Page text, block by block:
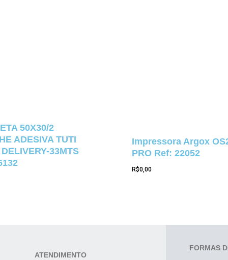
50X30/2
ADESIVA TUTI
33MTS
Impressora Argox
PRO Ref: 22052
R$0,00
ATENDIMENTO
FORMAS